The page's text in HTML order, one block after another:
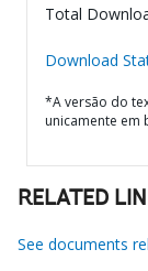
Total
Download
*A versão do
unicamente em
RELATED
See documents